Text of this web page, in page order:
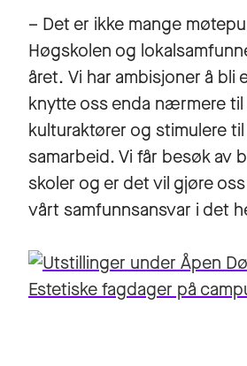
– Det er ikke mange
Høgskolen og
året. Vi har ambisjoner å bli
knytte oss enda nærmere
kulturaktører og stimulere
samarbeid. Vi får besøk av
skoler og er det vil gjøre
vårt samfunnsansvar i det